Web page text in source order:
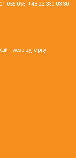
055 055, +48 22 330 03 30
wesprzyj e-pity